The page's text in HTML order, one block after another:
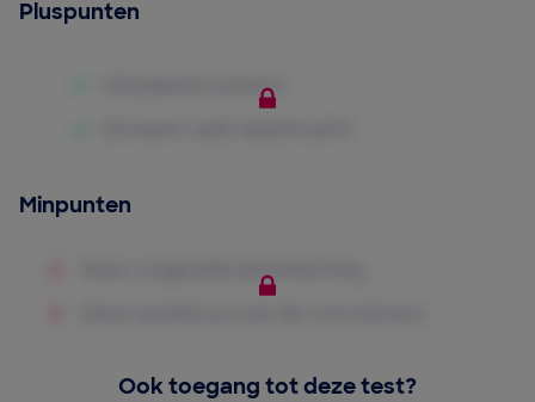
Pluspunten
Minpunten
Ook toegang tot deze test?